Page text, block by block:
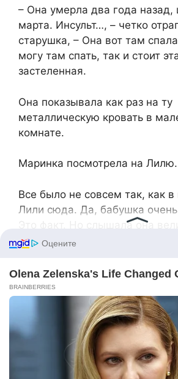
– Она умерла два года назад,
марта. Инсульт…, – четко
старушка, – Она вот там
могу там спать, так и стоит
застеленная.
Она показывала как раз на ту
металлическую кровать в
комнате.
Маринка посмотрела на Лилю.
Все было не совсем так, как
Лили сюда. Да, бабушка
Это факт. Но слышала она
маразма никакого не
Она долго рассказывала им о
том, каков был их поселок,
дочерью. Рассказывала
сдержанно и очень интересно.
– Я математику в школе
Думала и дочке передам